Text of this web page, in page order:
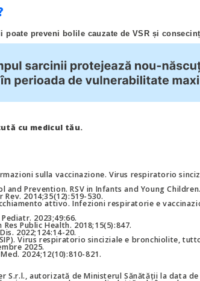
preveni bolile cauzate de VSR și
cu medicul tău.
sulla vaccinazione. Virus respiratorio
and Prevention. RSV in Infants and Young Children.
2014;35(12):519-530.
attivo. Infezioni respiratorie e
2023;49:66.
Public Health. 2018;15(5):847.
2022;124:14-20.
Virus respiratorio sinciziale e bronchiolite,
2025.
2024;12(10):810-821.
S.r.l., autorizată de Ministerul Sănătății la data